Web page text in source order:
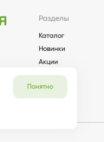
Разделы
Каталог
Новинки
Акции
Понятно